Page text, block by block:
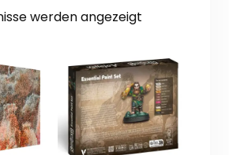
werden angezeigt
sortiert